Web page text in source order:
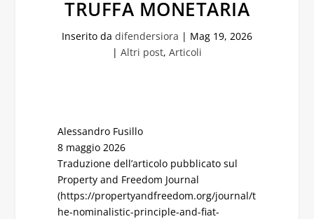
TRUFFA MONETARIA
Inserito da difendersiora | Mag 19, 2026
| Altri post, Articoli
Alessandro Fusillo
8 maggio 2026
Traduzione dell’articolo pubblicato sul
Property and Freedom Journal
(https://propertyandfreedom.org/journal/t
he-nominalistic-principle-and-fiat-